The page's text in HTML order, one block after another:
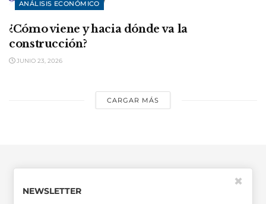
ANÁLISIS ECONÓMICO
¿Cómo viene y hacia dónde va la
construcción?
JUNIO 23, 2026
CARGAR MÁS
NEWSLETTER
✖